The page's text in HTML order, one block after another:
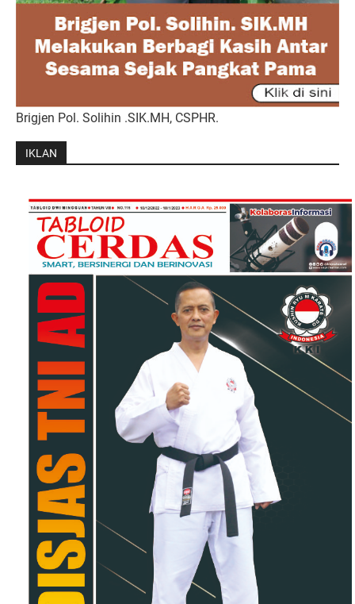
Brigjen Pol. Solihin .SIK.MH, CSPHR.
IKLAN